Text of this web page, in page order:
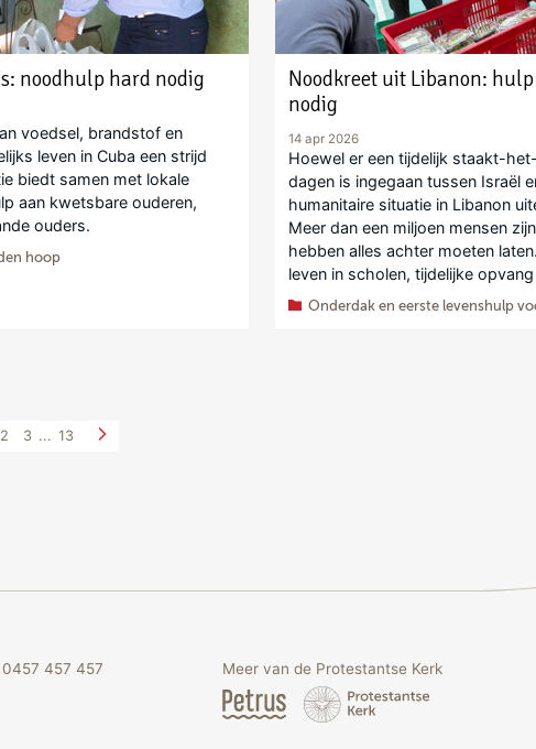
noodhulp hard nodig
voedsel, brandstof en
leven in Cuba een strijd
biedt samen met lokale
aan kwetsbare ouderen,
ouders.
hoop
Noodkreet uit Libanon:
nodig
14 apr 2026
Hoewel er een tijdelijk staakt-
dagen is ingegaan tussen Israël
humanitaire situatie in Libanon
Meer dan een miljoen mensen
hebben alles achter moeten
leven in scholen, tijdelijke
Onderdak en eerste levenshulp
2 3 ... 13
0457 457 457 Meer van de Protestantse Kerk